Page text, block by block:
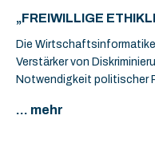
„FREIWILLIGE
Die
Verstärker von
Notwendigkeit politischer
... mehr